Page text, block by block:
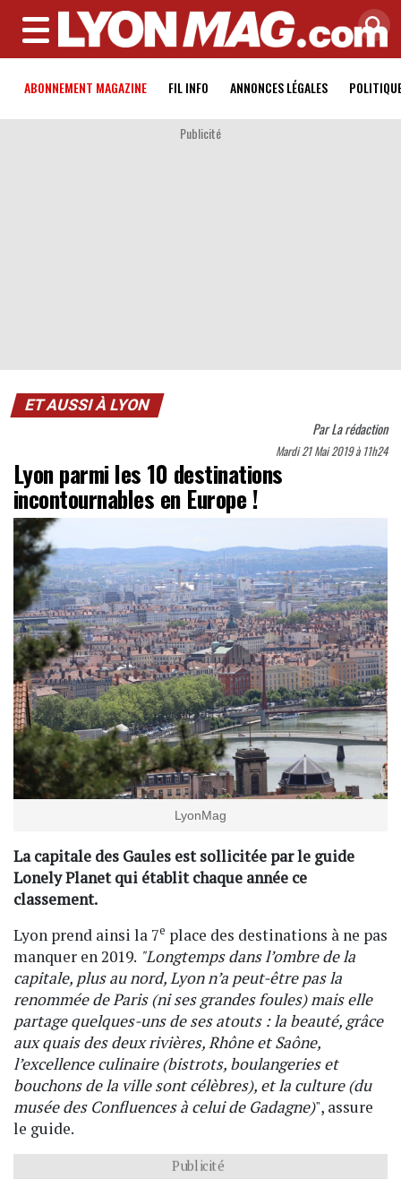
MENU
ABONNEMENT MAGAZINE FIL INFO ANNONCES LÉGALES
Publicité
ET AUSSI À LYON
ParLa rédaction
Mardi 21 Mai 2019 à 11h24
Lyon parmi les 10 destinations
incontournables en Europe !
LyonMag
La capitale des Gaules est sollicitée par le guide
Lonely Planet qui établit chaque année ce
classement.
Lyon prend ainsi la 7e place des destinations à ne pas
manquer en 2019. "Longtemps dans l’ombre de la
capitale, plus au nord, Lyon n’a peut-être pas la
renommée de Paris (ni ses grandes foules) mais elle
partage quelques-uns de ses atouts : la beauté, grâce
aux quais des deux rivières, Rhône et Saône,
l’excellence culinaire (bistrots, boulangeries et
bouchons de la ville sont célèbres), et la culture (du
musée des Confluences à celui de Gadagne)", assure
le guide.
Publicité